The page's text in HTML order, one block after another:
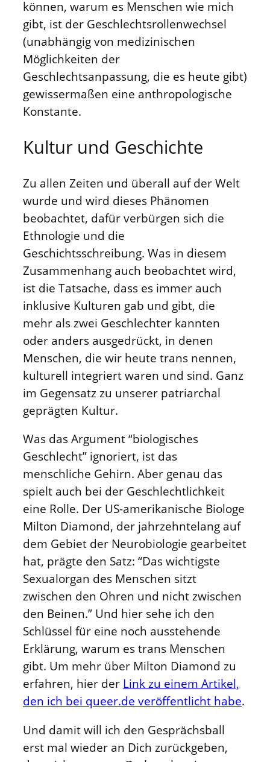
können, warum es Menschen wie mich
gibt, ist der Geschlechtsrollenwechsel
(unabhängig von medizinischen
Möglichkeiten der
Geschlechtsanpassung, die es heute gibt)
gewissermaßen eine anthropologische
Konstante.
Kultur und Geschichte
Zu allen Zeiten und überall auf der Welt
wurde und wird dieses Phänomen
beobachtet, dafür verbürgen sich die
Ethnologie und die
Geschichtsschreibung. Was in diesem
Zusammenhang auch beobachtet wird,
ist die Tatsache, dass es immer auch
inklusive Kulturen gab und gibt, die
mehr als zwei Geschlechter kannten
oder anders ausgedrückt, in denen
Menschen, die wir heute trans nennen,
kulturell integriert waren und sind. Ganz
im Gegensatz zu unserer patriarchal
geprägten Kultur.
Was das Argument “biologisches
Geschlecht” ignoriert, ist das
menschliche Gehirn. Aber genau das
spielt auch bei der Geschlechtlichkeit
eine Rolle. Der US-amerikanische Biologe
Milton Diamond, der jahrzehntelang auf
dem Gebiet der Neurobiologie gearbeitet
hat, prägte den Satz: “Das wichtigste
Sexualorgan des Menschen sitzt
zwischen den Ohren und nicht zwischen
den Beinen.” Und hier sehe ich den
Schlüssel für eine noch ausstehende
Erklärung, warum es trans Menschen
gibt. Um mehr über Milton Diamond zu
erfahren, hier der Link zu einem Artikel,
den ich bei queer.de veröffentlicht habe.
Und damit will ich den Gesprächsball
erst mal wieder an Dich zurückgeben,